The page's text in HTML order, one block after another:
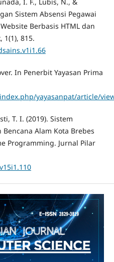
Sistem Absensi Pegawai
Berbasis HTML dan
1(1), 815.
In Penerbit Yayasan Prima
yayasanpat/article/
T. I. (2019). Sistem
Alam Kota Brebes
Programming. Jurnal Pilar